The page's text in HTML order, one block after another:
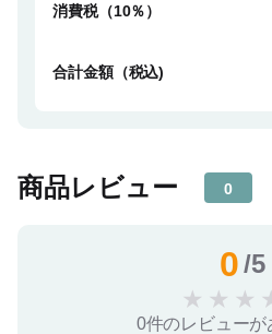
消費税（10％）
合計金額（税込)
商品レビュー 0
0/5
★ ★ ★
0件のレビューが